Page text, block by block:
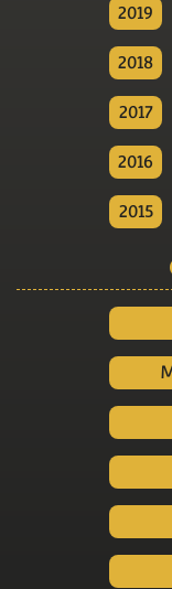
2019
2018
2017
2016
2015